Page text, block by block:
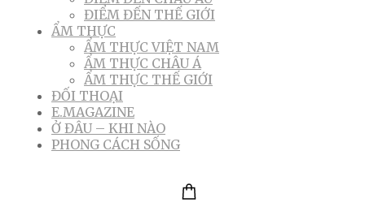
ĐIỂM ĐẾN THẾ GIỚI
ẨM THỰC
ẨM THỰC VIỆT NAM
ẨM THỰC CHÂU Á
ẨM THỰC THẾ GIỚI
ĐỐI THOẠI
E.MAGAZINE
Ở ĐÂU – KHI NÀO
PHONG CÁCH SỐNG